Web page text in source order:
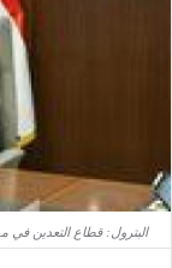
البترول: قطاع التعدين